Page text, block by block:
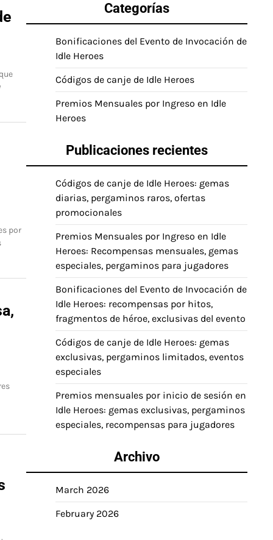
por
Categorías
Bonificaciones del Evento de Invocación de
Idle Heroes
Códigos de canje de Idle Heroes
Premios Mensuales por Ingreso en Idle
Heroes
Publicaciones recientes
Códigos de canje de Idle Heroes: gemas
diarias, pergaminos raros, ofertas
promocionales
Premios Mensuales por Ingreso en Idle
Heroes: Recompensas mensuales, gemas
especiales, pergaminos para jugadores
Bonificaciones del Evento de Invocación de
Idle Heroes: recompensas por hitos,
fragmentos de héroe, exclusivas del evento
Códigos de canje de Idle Heroes: gemas
exclusivas, pergaminos limitados, eventos
especiales
Premios mensuales por inicio de sesión en
Idle Heroes: gemas exclusivas, pergaminos
especiales, recompensas para jugadores
Archivo
March 2026
February 2026